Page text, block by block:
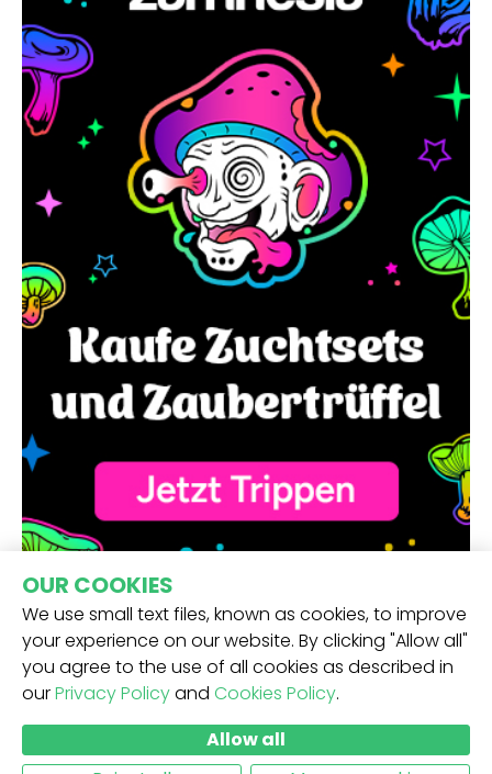
ERHALTE UNSEREN NEWSLETTER -
ABSCHICKEN
OUR COOKIES
We use small text files, known as cookies, to improve
your experience on our website. By clicking "Allow all"
you agree to the use of all cookies as described in
ourPrivacy Policyand Cookies Policy.
Allow all